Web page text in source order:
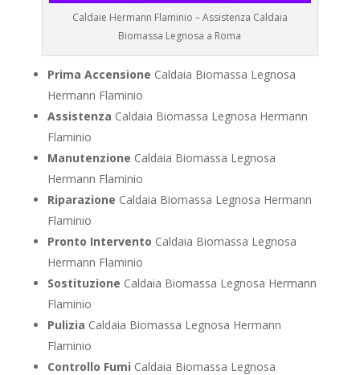
Caldaie Hermann Flaminio – Assistenza Caldaia
Biomassa Legnosa a Roma
Prima Accensione Caldaia Biomassa Legnosa
Hermann Flaminio
Assistenza Caldaia Biomassa Legnosa Hermann
Flaminio
Manutenzione Caldaia Biomassa Legnosa
Hermann Flaminio
Riparazione Caldaia Biomassa Legnosa Hermann
Flaminio
Pronto Intervento Caldaia Biomassa Legnosa
Hermann Flaminio
Sostituzione Caldaia Biomassa Legnosa Hermann
Flaminio
Pulizia Caldaia Biomassa Legnosa Hermann
Flaminio
Controllo Fumi Caldaia Biomassa Legnosa